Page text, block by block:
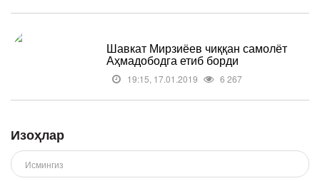
Шавкат Мирзиёев чиққан самолёт
Аҳмадободга етиб борди
19:15, 17.01.2019 6 267
Изоҳлар